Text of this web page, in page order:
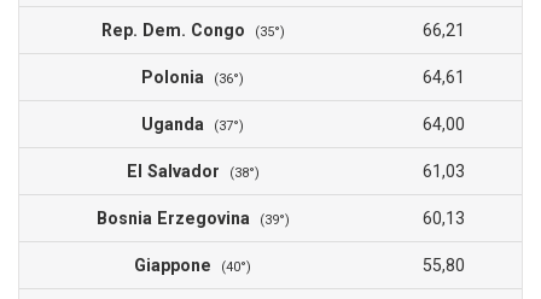
Rep. Dem. Congo (35°) 66,21
Polonia (36°) 64,61
Uganda (37°) 64,00
El Salvador (38°) 61,03
Bosnia Erzegovina (39°) 60,13
Giappone (40°) 55,80